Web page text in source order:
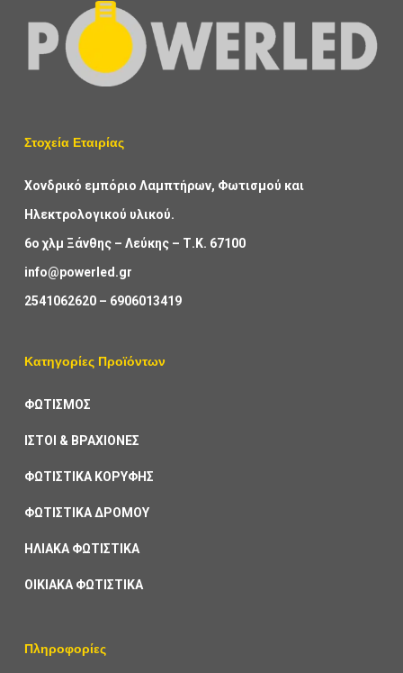
Στοχεία Εταιρίας
Χονδρικό εμπόριο Λαμπτήρων, Φωτισμού και
Ηλεκτρολογικού υλικού.
6ο χλμ Ξάνθης – Λεύκης – Τ.Κ. 67100
info@powerled.gr
2541062620– 6906013419
Κατηγορίες Προϊόντων
ΦΩΤΙΣΜΟΣ
ΙΣΤΟΙ & ΒΡΑΧΙΟΝΕΣ
ΦΩΤΙΣΤΙΚΑ ΚΟΡΥΦΗΣ
ΦΩΤΙΣΤΙΚΑ ΔΡΟΜΟΥ
ΗΛΙΑΚΑ ΦΩΤΙΣΤΙΚΑ
ΟΙΚΙΑΚΑ ΦΩΤΙΣΤΙΚΑ
Πληροφορίες